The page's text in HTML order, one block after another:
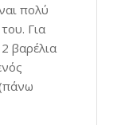
πολύ
Για
βαρέλια
(πάνω